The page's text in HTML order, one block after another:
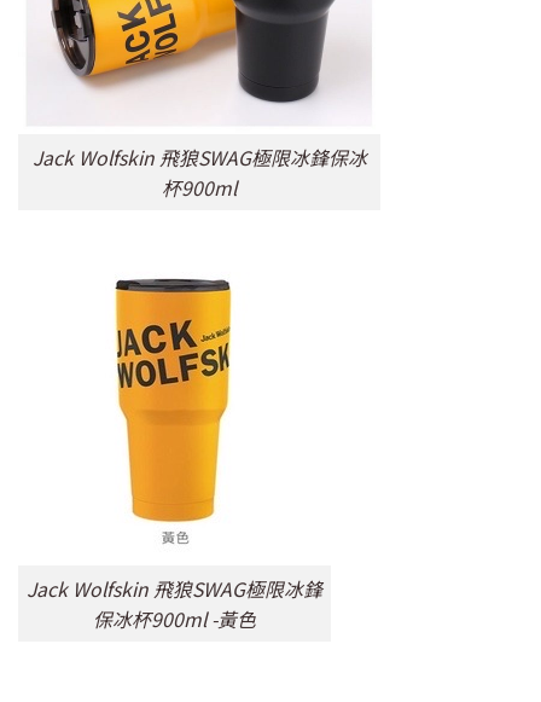
Jack Wolfskin 飛狼SWAG極限冰鋒保冰
杯900ml
Jack Wolfskin 飛狼SWAG極限冰鋒
保冰杯900ml -黃色